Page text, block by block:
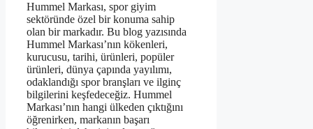
Hummel Markası, spor giyim
sektöründe özel bir konuma sahip
olan bir markadır. Bu blog yazısında
Hummel Markası’nın kökenleri,
kurucusu, tarihi, ürünleri, popüler
ürünleri, dünya çapında yayılımı,
odaklandığı spor branşları ve ilginç
bilgilerini keşfedeceğiz. Hummel
Markası’nın hangi ülkeden çıktığını
öğrenirken, markanın başarı